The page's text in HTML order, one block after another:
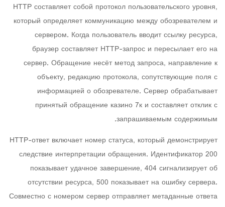
HTTP составляет собой протокол пользовательского уровня,
который определяет коммуникацию между обозревателем и
сервером. Когда пользователь вводит ссылку ресурса,
браузер составляет HTTP-запрос и пересылает его на
сервер. Обращение несёт метод запроса, направление к
объекту, редакцию протокола, сопутствующие поля с
информацией о обозревателе. Сервер обрабатывает
принятый обращение казино 7к и составляет отклик с
запрашиваемым содержимым.
HTTP-ответ включает номер статуса, который демонстрирует
следствие интерпретации обращения. Идентификатор 200
показывает удачное завершение, 404 сигнализирует об
отсутствии ресурса, 500 показывает на ошибку сервера.
Совместно с номером сервер отправляет метаданные ответа